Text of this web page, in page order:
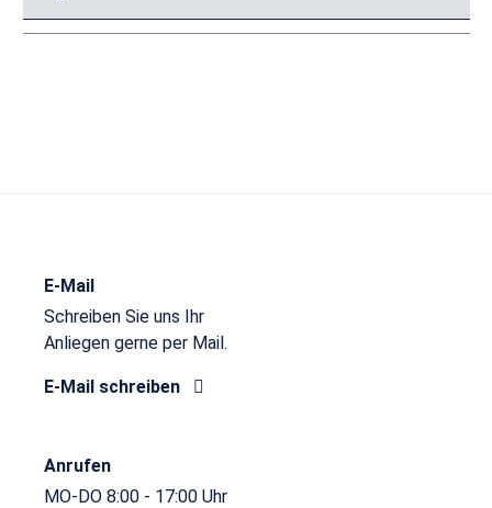
E-Mail
Schreiben Sie uns Ihr
Anliegen gerne per Mail.
E-Mail schreiben
Anrufen
MO-DO 8:00 - 17:00 Uhr